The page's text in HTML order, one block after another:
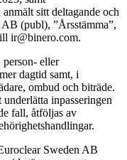
sitt deltagande och
(publ), ”Årsstämma”,
ir@binero.com.
person- eller
dagtid samt, i
ombud och biträde.
inpasseringen
fall, åtföljas av
Sweden AB